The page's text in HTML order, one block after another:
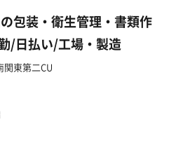
包装・衛生管理・書類作
/日払い/工場・製造
関東第二CU